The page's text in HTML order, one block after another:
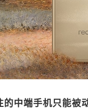
的中端手机只能被